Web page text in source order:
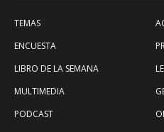
TEMAS
ENCUESTA
LIBRO DE LA SEMANA
MULTIMEDIA
PODCAST